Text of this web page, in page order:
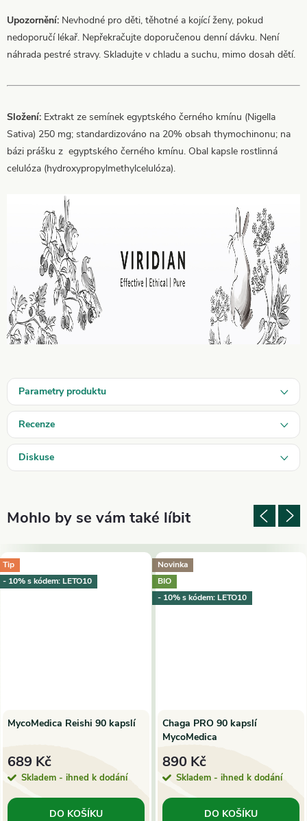
Upozornění: Nevhodné pro děti, těhotné a kojící ženy, pokud
nedoporučí lékař. Nepřekračujte doporučenou denní dávku. Není
náhrada pestré stravy. Skladujte v chladu a suchu, mimo dosah dětí.
Složení: Extrakt ze semínek egyptského černého kmínu (Nigella
Sativa) 250 mg; standardizováno na 20% obsah thymochinonu; na
bázi prášku z egyptského černého kmínu. Obal kapsle rostlinná
celulóza (hydroxypropylmethylcelulóza).
Parametry produktu
Recenze
Diskuse
Tip
- 10% s kódem: LETO10
MycoMedica Reishi 90 kapslí
689 Kč
Skladem - ihned k dodání
DO KOŠÍKU
Novinka
BIO
- 10% s kódem: LETO10
Chaga PRO 90 kapslí
MycoMedica
890 Kč
Skladem - ihned k dodání
DO KOŠÍKU